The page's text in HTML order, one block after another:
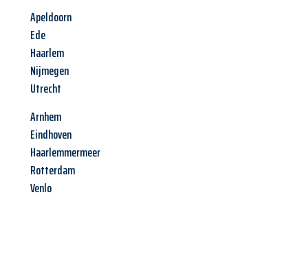
Apeldoorn
Ede
Haarlem
Nijmegen
Utrecht
Arnhem
Eindhoven
Haarlemmermeer
Rotterdam
Venlo